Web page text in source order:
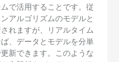
で活用することです。従
アルゴリズムのモデルと
れますが、リアルタイム
、データとモデルを分単
新できます。このような